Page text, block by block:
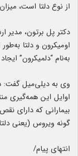
از نوع دلتا است،
دکتر پل برتون، مدیر
اومیکرون و دلتا
به‌نام “دلمیکرون”
وی به دیلی‌میل گفت:
اوایل این همه‌گیری
بیمارانی که دارای
گونه ویروس (یعنی
انتهای پیام/